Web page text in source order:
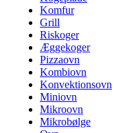
Komfur
Grill
Riskoger
Æggekoger
Pizzaovn
Kombiovn
Konvektionsovn
Miniovn
Mikroovn
Mikrobølge